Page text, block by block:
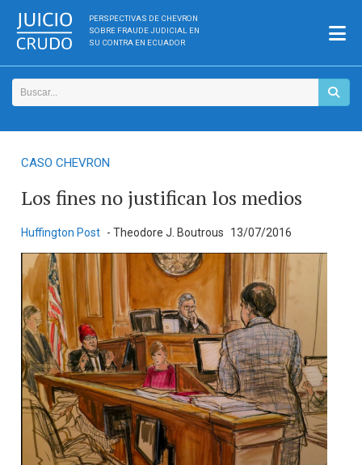
PERSPECTIVAS DE CHEVRON
SOBRE FRAUDE JUDICIAL EN
SU CONTRA EN ECUADOR
CASO CHEVRON
Los fines no justifican los medios
Huffington Post - Theodore J. Boutrous 13/07/2016